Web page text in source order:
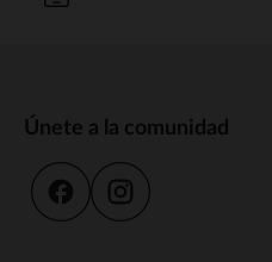
Únete a la comunidad